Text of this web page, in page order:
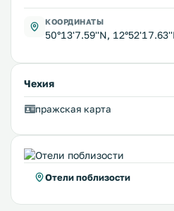
КООРДИНАТЫ
50°13'7.59''N,
Чехия
пражская карта
Отели поблизости